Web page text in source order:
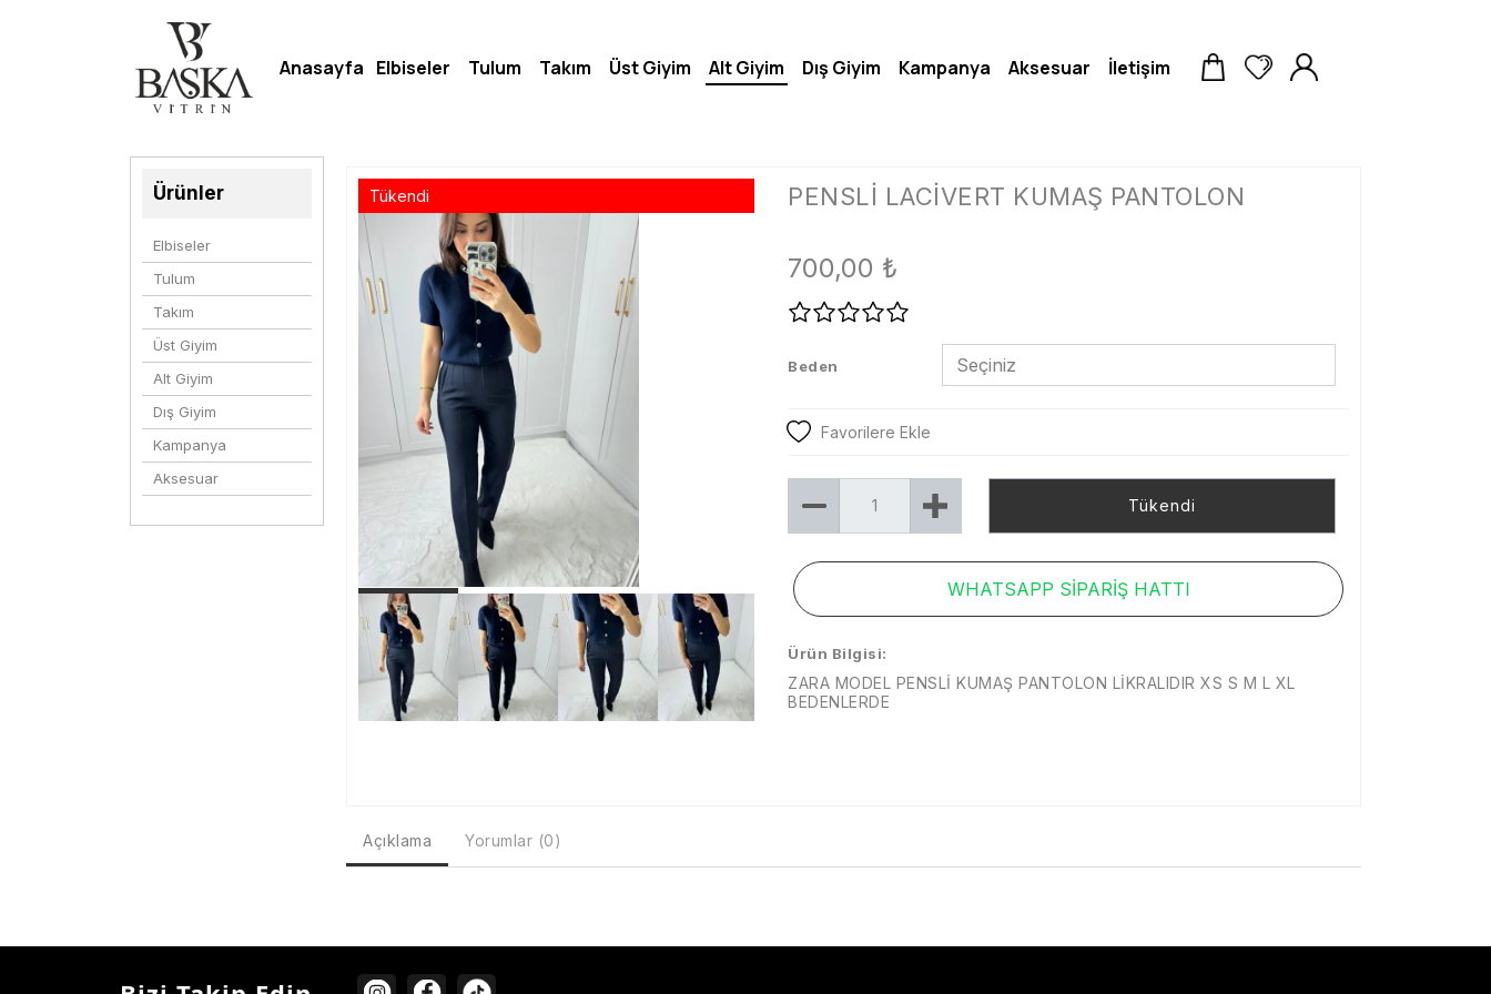
Ürünler
Elbiseler
Tulum
Takım
Üst Giyim
Alt Giyim
Dış Giyim
Kampanya
Aksesuar
Tükendi PENSLİ LACİVERT KUMAŞ PANTOLON
700,00 ₺
Beden
Favorilere Ekle
Tükendi
WHATSAPP SİPARİŞ HATTI
Ürün Bilgisi:
ZARA MODEL PENSLİ KUMAŞ PANTOLON LİKRALIDIR XS S M L XL
BEDENLERDE
Açıklama Yorumlar (0)
Anasayfa Elbiseler Tulum Takım Üst Giyim Alt Giyim Dış Giyim Kampanya Aksesuar İletişim